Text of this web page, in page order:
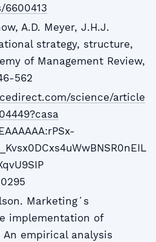
A.D. Meyer, J.H.J.
strategy, structure,
of Management Review,
562
science/article
Marketingʻs
implementation of
An empirical analysis